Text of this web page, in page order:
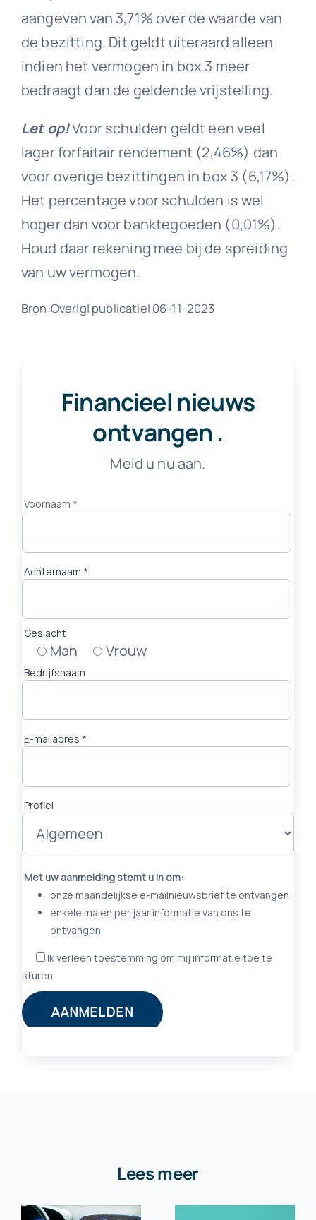
aangeven van 3,71% over de waarde van
de bezitting. Dit geldt uiteraard alleen
indien het vermogen in box 3 meer
bedraagt dan de geldende vrijstelling.
Let op!Voor schulden geldt een veel
lager forfaitair rendement (2,46%) dan
voor overige bezittingen in box 3 (6,17%).
Het percentage voor schulden is wel
hoger dan voor banktegoeden (0,01%).
Houd daar rekening mee bij de spreiding
van uw vermogen.
Bron:Overig| publicatie| 06-11-2023
Financieel nieuws
ontvangen .
Meld u nu aan.
Lees meer